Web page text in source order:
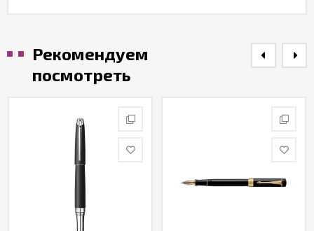
Рекомендуем
посмотреть